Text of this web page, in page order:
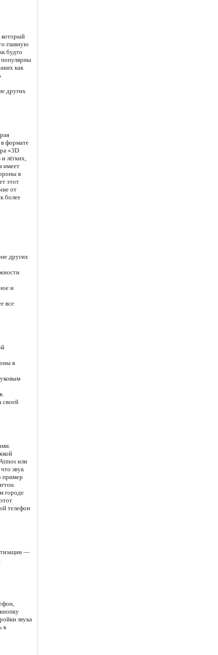
который
главную
будто
популярны
как
других
формате
«3D
лёгких,
имеет
в
этот
от
более
других
и
все
в
своей
или
звук
пример
городе
телефон
—
звука
к